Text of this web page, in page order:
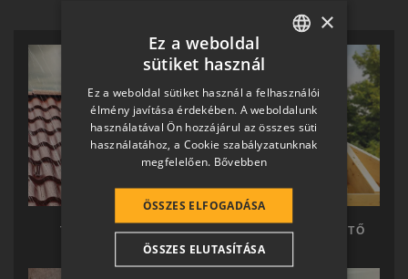
TERRÁN TETŐ TERRÁN KÉSZTETŐ
HUNGARIAN
SLOVAK
GERMAN
ROMANIAN
CROATIAN
SR
×
Ez a weboldal
sütiket használ
Ez a weboldal sütiket használ a felhasználói
élmény javítása érdekében. A weboldalunk
használatával Ön hozzájárul az összes süti
használatához, a Cookie szabályzatunknak
megfelelően. Bővebben
ÖSSZES ELFOGADÁSA
ÖSSZES ELUTASÍTÁSA